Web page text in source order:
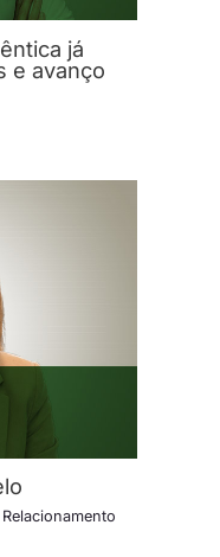
já
e avanço